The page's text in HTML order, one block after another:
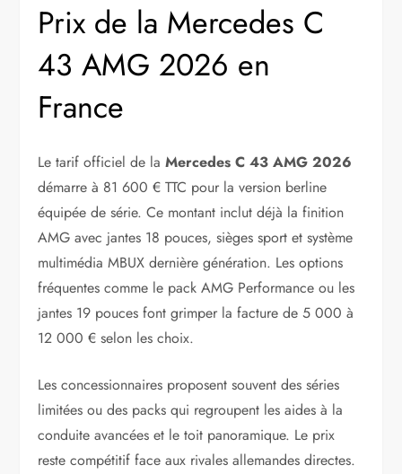
Prix de la Mercedes C
43 AMG 2026 en
France
Le tarif officiel de laMercedes C 43 AMG 2026
démarre à 81 600 € TTC pour la version berline
équipée de série. Ce montant inclut déjà la finition
AMG avec jantes 18 pouces, sièges sport et système
multimédia MBUX dernière génération. Les options
fréquentes comme le pack AMG Performance ou les
jantes 19 pouces font grimper la facture de 5 000 à
12 000 € selon les choix.
Les concessionnaires proposent souvent des séries
limitées ou des packs qui regroupent les aides à la
conduite avancées et le toit panoramique. Le prix
reste compétitif face aux rivales allemandes directes.